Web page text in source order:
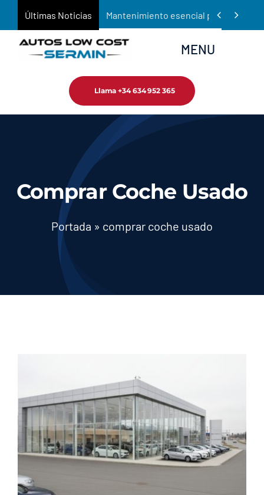
contenido
Últimas Noticias Mantenimiento esencial para
 
MENU
Servicios
Llama +34 634 952 365
Comprar Coche Usado
Portada » comprar coche usado